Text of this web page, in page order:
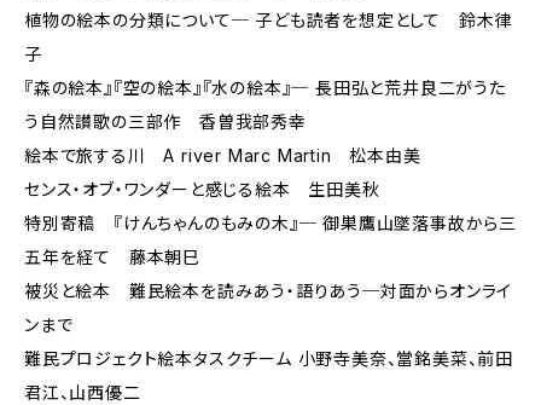
植物の絵本の分類について─ 子ども読者を想定として 鈴木律
子
『森の絵本』『空の絵本』『水の絵本』─ 長田弘と荒井良二がうた
う自然讃歌の三部作 香曽我部秀幸
絵本で旅する川 A river Marc Martin 松本由美
センス・オブ・ワンダーと感じる絵本 生田美秋
特別寄稿 『けんちゃんのもみの木』─ 御巣鷹山墜落事故から三
五年を経て 藤本朝巳
被災と絵本 難民絵本を読みあう・語りあう─対面からオンライ
ンまで
難民プロジェクト絵本タスクチーム 小野寺美奈、當銘美菜、前田
君江、山西優二